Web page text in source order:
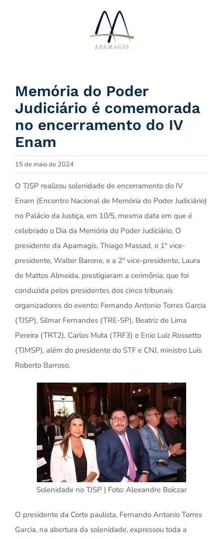
Memória do Poder
Judiciário é comemorada
no encerramento do IV
Enam
15 de maio de 2024
O TJSP realizou solenidade de encerramento do IV
Enam (Encontro Nacional de Memória do Poder Judiciário)
no Palácio da Justiça, em 10/5, mesma data em que é
celebrado o Dia da Memória do Poder Judiciário. O
presidente da Apamagis, Thiago Massad, o 1º vice-
presidente, Walter Barone, e a 2ª vice-presidente, Laura
de Mattos Almeida, prestigiaram a cerimônia, que foi
conduzida pelos presidentes dos cinco tribunais
organizadores do evento: Fernando Antonio Torres Garcia
(TJSP), Silmar Fernandes (TRE-SP), Beatriz de Lima
Pereira (TRT2), Carlos Muta (TRF3) e Enio Luiz Rossetto
(TJMSP), além do presidente do STF e CNJ, ministro Luís
Roberto Barroso.
Solenidade no TJSP | Foto: Alexandre Boiczar
O presidente da Corte paulista, Fernando Antonio Torres
Garcia, na abertura da solenidade, expressou toda a